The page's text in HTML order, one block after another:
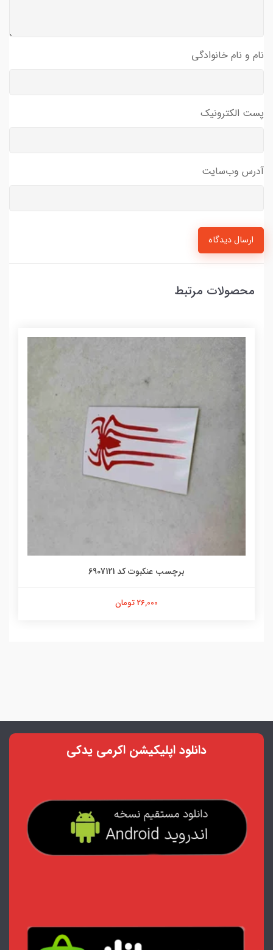
نام و نام خانوادگی
پست الکترونیک
آدرس وب‌سایت
ارسال دیدگاه
محصولات مرتبط
برچسب عنکبوت کد 6907121
26,000 تومان
دانلود اپلیکیشن اکرمی یدکی